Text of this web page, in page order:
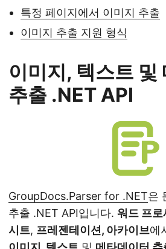
특정 페이지에서 이미지 추출
이미지 추출 지원 형식
이미지, 텍스트 및
추출 .NET API
GroupDocs.Parser for .NET은
추출 .NET API입니다. 워드 프로
시트, 프레젠테이션, 아카이브에